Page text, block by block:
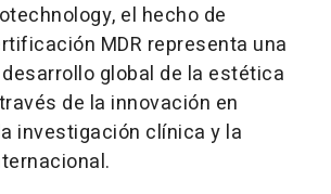
el hecho de
MDR representa una
global de la estética
de la innovación en
investigación clínica y la